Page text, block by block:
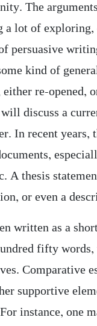
The
lot of
persuasive
kind of
either re-opened,
discuss a
In recent years,
A thesis
or even a
written as a
fifty
Comparative
supportive
instance, one